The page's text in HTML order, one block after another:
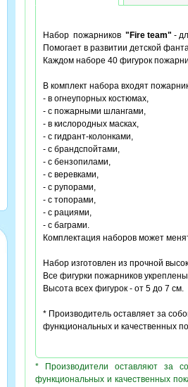
Набор пожарников "Fire team" -
Помогает в развитии детской
Каждом наборе 40 фигурок
В комплект набора входят
- в огнеупорных костюмах,
- с пожарными шлангами,
- в кислородных масках,
- с гидрант-колонками,
- с брандспойтами,
- с бензопилами,
- с веревками,
- с рупорами,
- с топорами,
- с рациями,
- с баграми.
Комплектация наборов может
Набор изготовлен из прочной
Все фигурки пожарников
Высота всех фигурок - от 5 до 7 см.
* Производитель оставляет за
функциональных и качественных
* Производители оставляют за
функциональных и качественных